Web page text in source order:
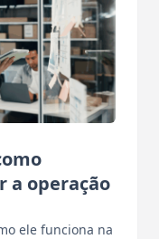
a operação
ele funciona na